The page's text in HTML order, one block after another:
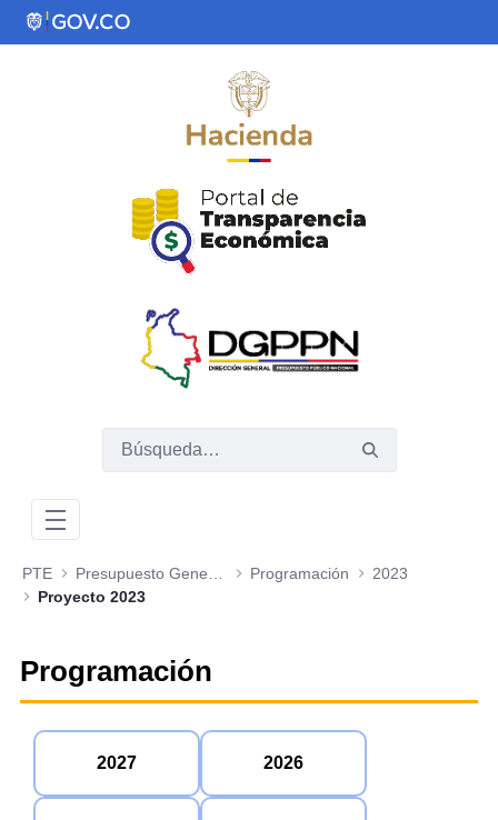
Saltar al contenido principal
PTE Programación
2023
Proyecto 2023
Programación
2027 2026